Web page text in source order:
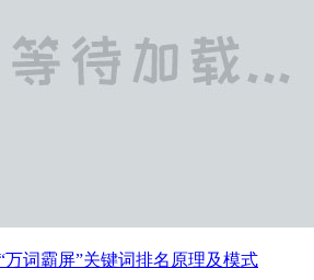
万词霸屏”关键词排名原理及模式